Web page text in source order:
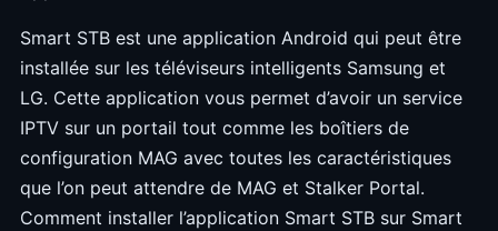
Smart STB est une application Android qui peut être
installée sur les téléviseurs intelligents Samsung et
LG. Cette application vous permet d’avoir un service
IPTV sur un portail tout comme les boîtiers de
configuration MAG avec toutes les caractéristiques
que l’on peut attendre de MAG et Stalker Portal.
Comment installer l’application Smart STB sur Smart